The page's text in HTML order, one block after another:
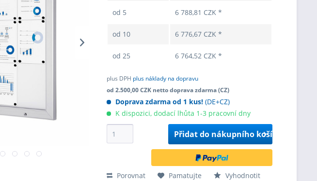
od 5 6 788,81 CZK *
od 10 6 776,67 CZK *
od 25 6 764,52 CZK *
plus DPH plus náklady na dopravu
od 2.500,00 CZK netto doprava zdarma (CZ)
Doprava zdarma od 1 kus! (DE+CZ)
K dispozici, dodací lhůta 1-3 pracovní dny
Přidat do nákupního košíku
Porovnat Pamatujte Vyhodnotit